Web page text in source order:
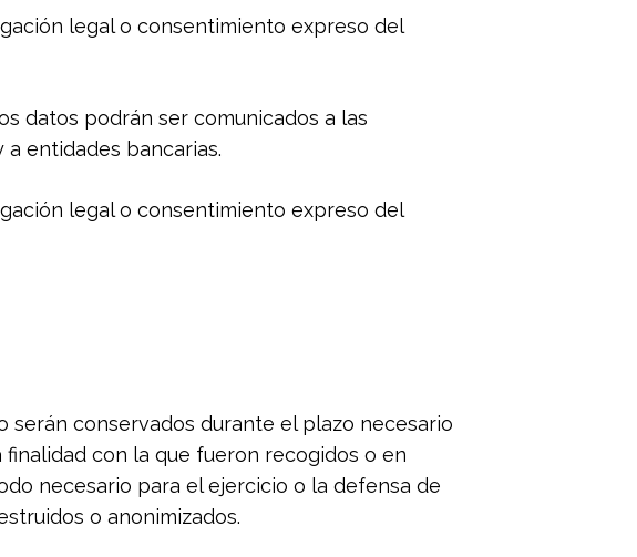
legal o consentimiento expreso del
datos podrán ser comunicados a las
entidades bancarias.
legal o consentimiento expreso del
serán conservados durante el plazo necesario
con la que fueron recogidos o en
necesario para el ejercicio o la defensa de
o anonimizados.